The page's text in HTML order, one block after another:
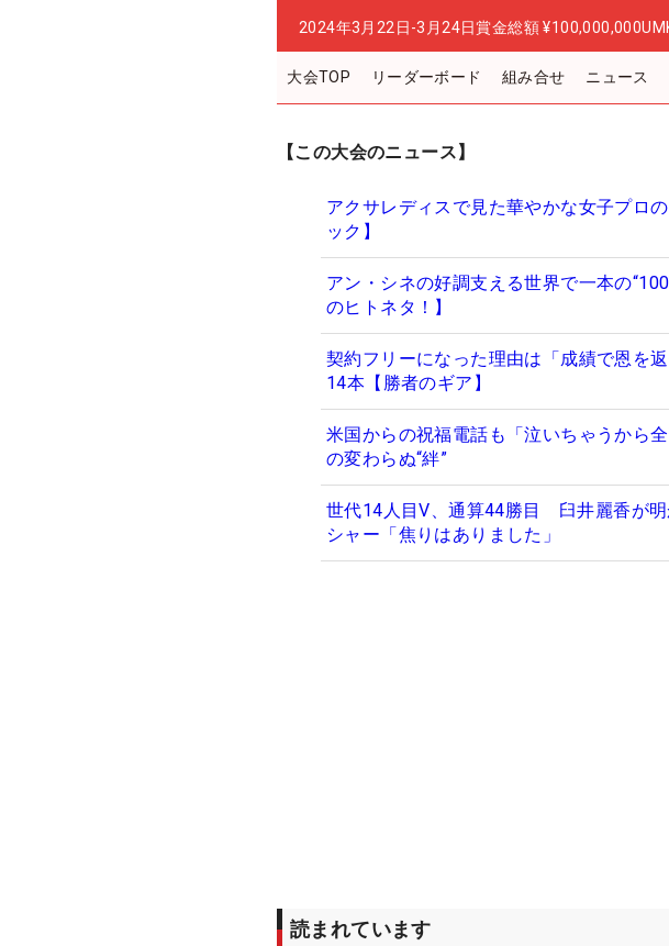
2024年3月22日-3月24日賞金総額 ¥100,000,000
大会TOP リーダーボード 組み合せ ニュース
【この大会のニュース】
アクサレディスで見た華やかな女子プロ
ック】
アン・シネの好調支える世界で一本の
のヒトネタ！】
契約フリーになった理由は「成績で恩を
14本【勝者のギア】
米国からの祝福電話も「泣いちゃうから
の変わらぬ“絆”
世代14人目V、通算44勝目 臼井麗香が明
シャー「焦りはありました」
読まれています